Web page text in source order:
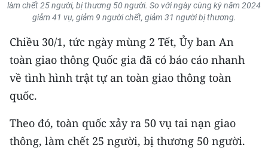
BẠN ĐỌC
KIỂM CHỨNG THÔNG TIN
TRI THỨC CHUYÊN SÂU
54 DÂN TỘC VIỆT NAM
CHƯƠNG TRÌNH OCOP - MỖI XÃ
MỘT SẢN PHẨM
làm chết 25 người, bị thương 50 người. So với ngày cùng kỳ năm 2024
giảm 41 vụ, giảm 9 người chết, giảm 31 người bị thương.
Chiều 30/1, tức ngày mùng 2 Tết, Ủy ban An
toàn giao thông Quốc gia đã có báo cáo nhanh
về tình hình trật tự an toàn giao thông toàn
quốc.
Theo đó, toàn quốc xảy ra 50 vụ tai nạn giao
thông, làm chết 25 người, bị thương 50 người.